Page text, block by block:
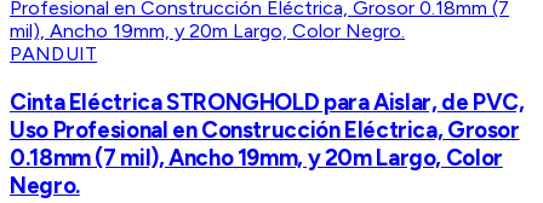
PANDUIT
Cinta Eléctrica STRONGHOLD para Aislar, de PVC,
Uso Profesional en Construcción Eléctrica, Grosor
0.18mm (7 mil), Ancho 19mm, y 20m Largo, Color
Negro.